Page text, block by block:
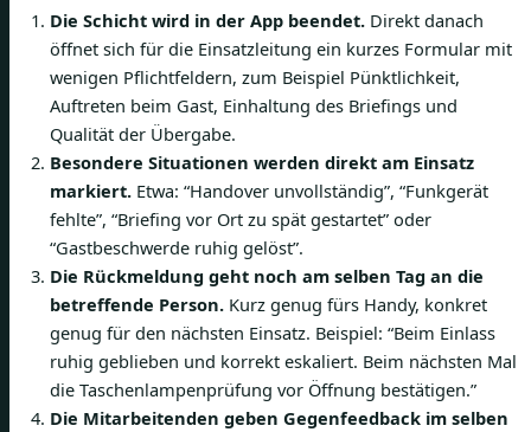
Die Schicht wird in der App beendet. Direkt danach
öffnet sich für die Einsatzleitung ein kurzes Formular mit
wenigen Pflichtfeldern, zum Beispiel Pünktlichkeit,
Auftreten beim Gast, Einhaltung des Briefings und
Qualität der Übergabe.
Besondere Situationen werden direkt am Einsatz
markiert. Etwa: “Handover unvollständig”, “Funkgerät
fehlte”, “Briefing vor Ort zu spät gestartet” oder
“Gastbeschwerde ruhig gelöst”.
Die Rückmeldung geht noch am selben Tag an die
betreffende Person. Kurz genug fürs Handy, konkret
genug für den nächsten Einsatz. Beispiel: “Beim Einlass
ruhig geblieben und korrekt eskaliert. Beim nächsten Mal
die Taschenlampenprüfung vor Öffnung bestätigen.”
Die Mitarbeitenden geben Gegenfeedback im selben